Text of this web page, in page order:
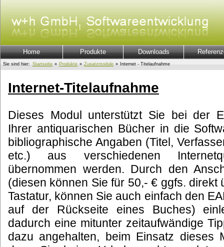
Home Produkte Downloads
Sie sind hier: Startseite » Produkte » Zusatzmodule » Internet - Titelaufnahme
Internet-Titelaufnahme
Dieses Modul unterstützt Sie bei der
Ihrer antiquarischen Bücher in die
bibliographische Angaben (Titel,
etc.) aus verschiedenen
übernommen werden. Durch den
(diesen können Sie für 50,- € ggfs. direkt
Tastatur, können Sie auch einfach den
auf der Rückseite eines Buches)
dadurch eine mitunter zeitaufwändige
dazu angehalten, beim Einsatz dieses